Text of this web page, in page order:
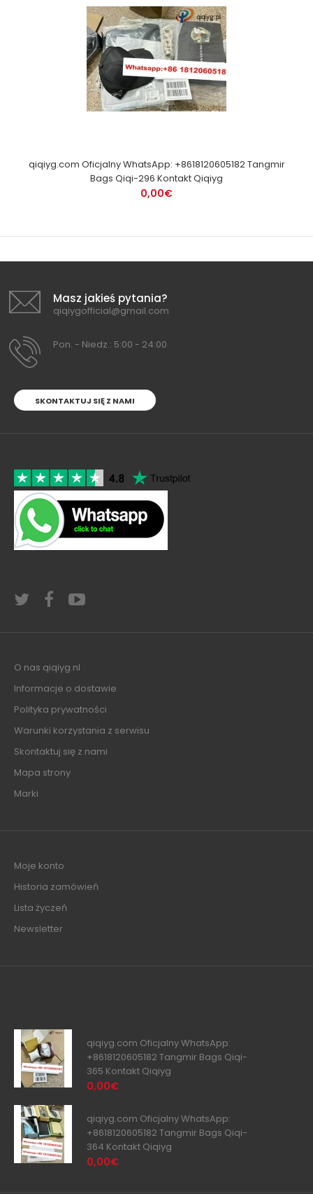
qiqiyg.com Oficjalny WhatsApp: +8618120605182 Tangmir
Bags Qiqi-296 Kontakt Qiqiyg
0,00€
Masz jakieś pytania?
qiqiygofficial@gmail.com
Pon. - Niedz.: 5:00 - 24:00
SKONTAKTUJ SIĘ Z NAMI
O nas qiqiyg.nl
Informacje o dostawie
Polityka prywatności
Warunki korzystania z serwisu
Skontaktuj się z nami
Mapa strony
Marki
Moje konto
Historia zamówień
Lista życzeń
Newsletter
qiqiyg.com Oficjalny WhatsApp:
+8618120605182 Tangmir Bags Qiqi-
365 Kontakt Qiqiyg
0,00€
qiqiyg.com Oficjalny WhatsApp:
+8618120605182 Tangmir Bags Qiqi-
364 Kontakt Qiqiyg
0,00€